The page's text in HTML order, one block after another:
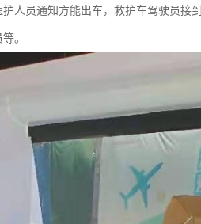
人员通知方能出车，救护车驾驶员接
。